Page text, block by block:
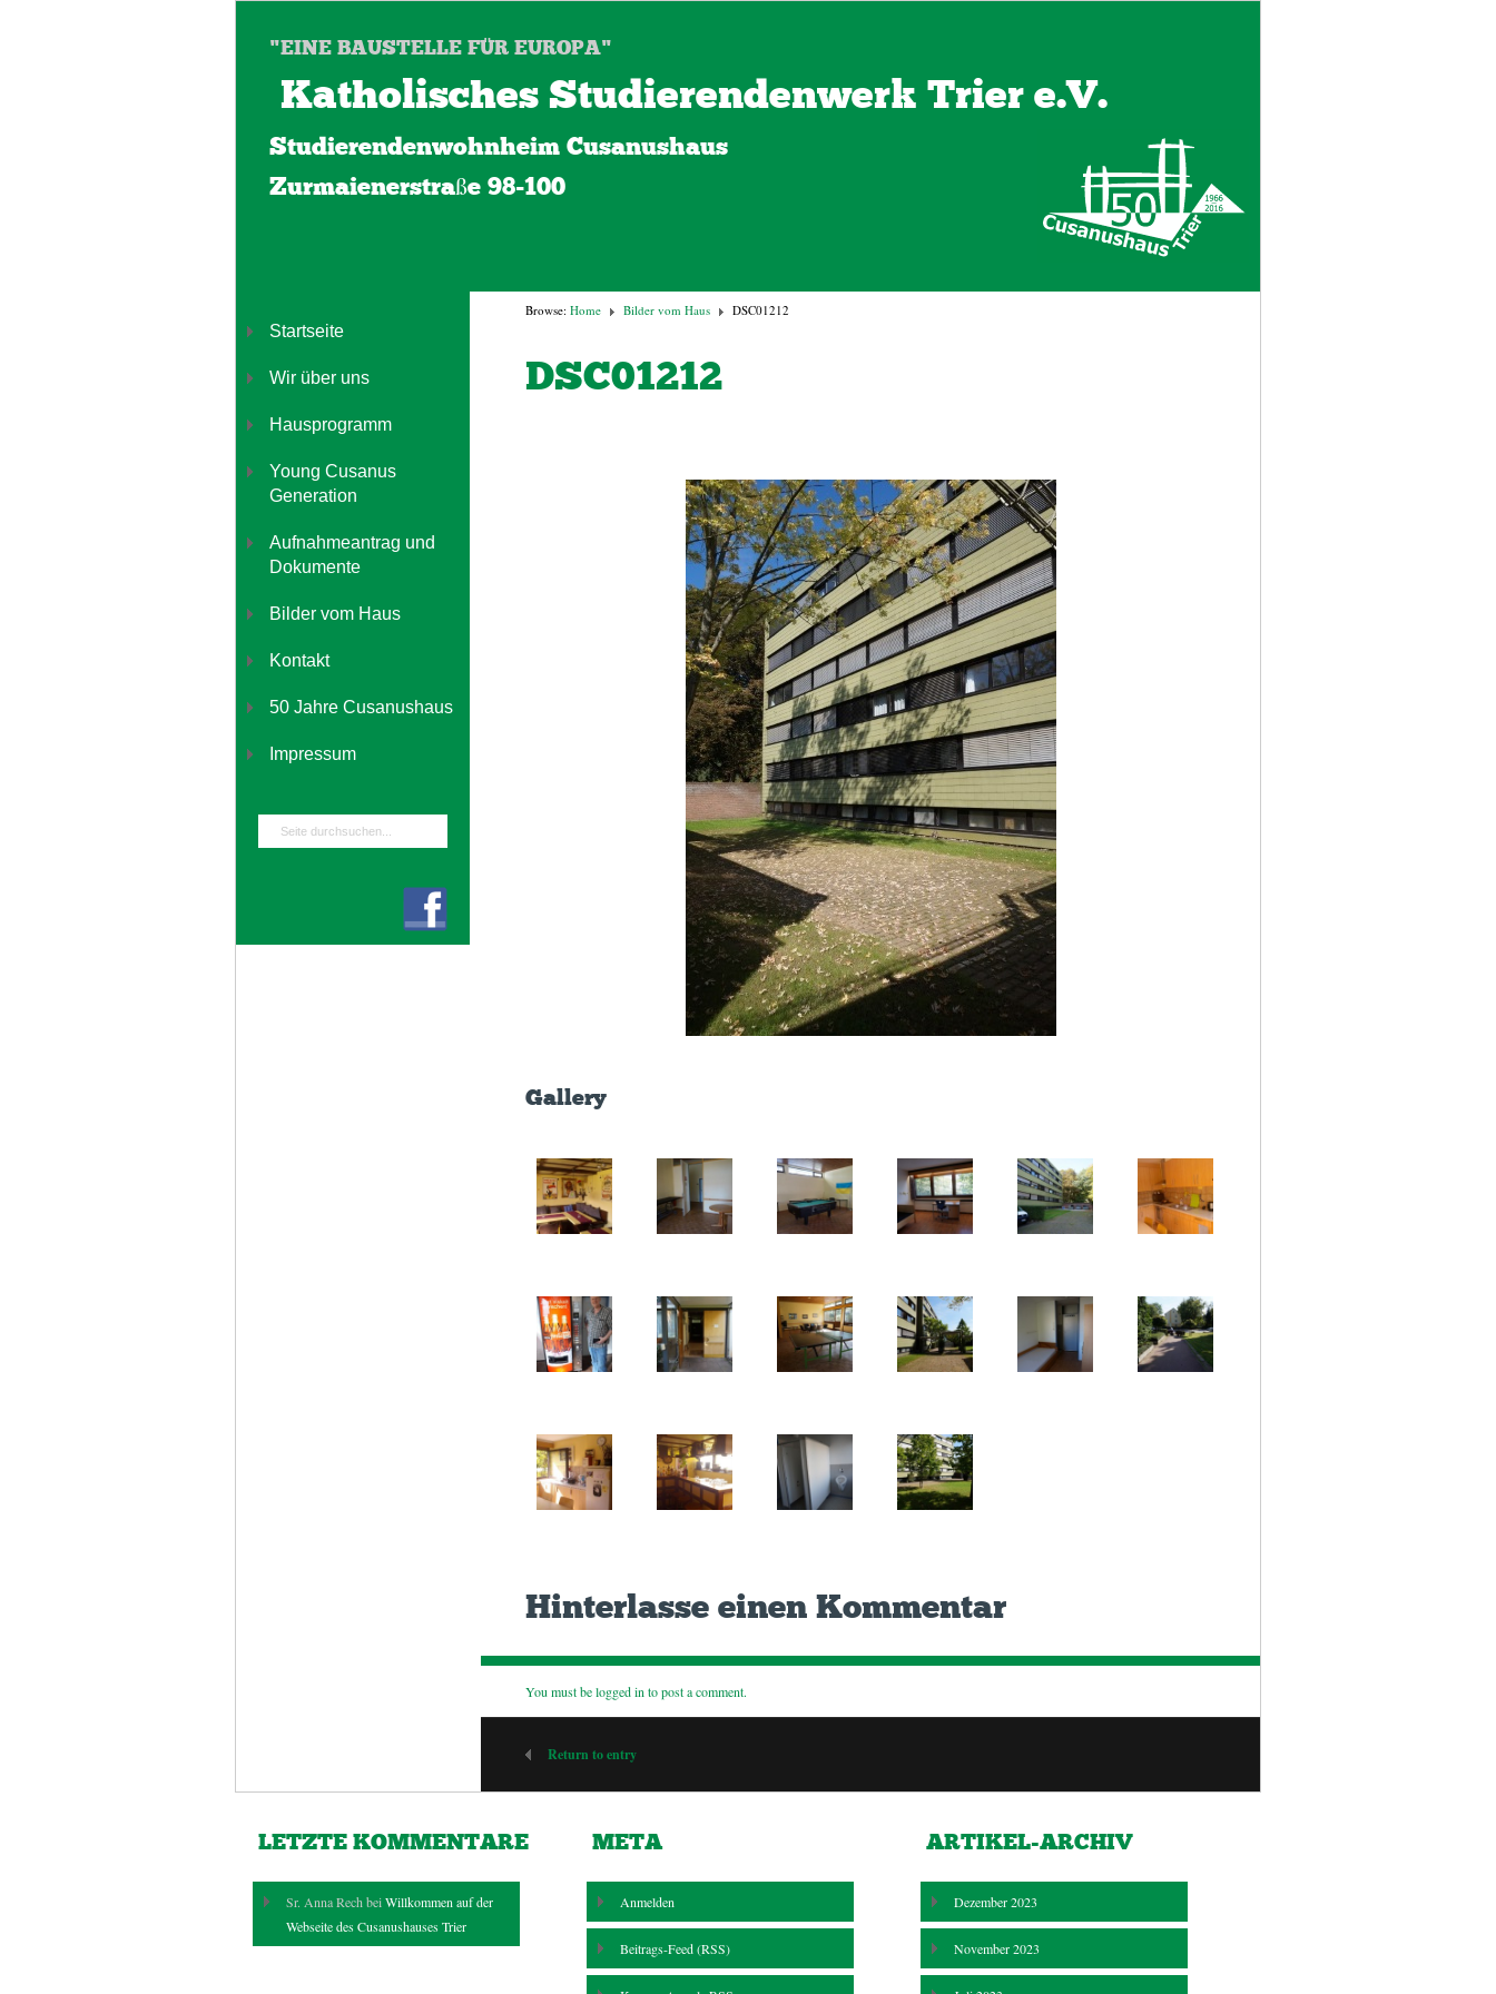
"EINE BAUSTELLE FÜR EUROPA"
Katholisches Studierendenwerk Trier e.V.
Studierendenwohnheim Cusanushaus
Zurmaienerstraße 98-100
Browse: Home Bilder vom Haus DSC01212
DSC01212
Gallery
Hinterlasse einen Kommentar
You must belogged in to post a comment.
Return to entry
Startseite
Wir über uns
Hausprogramm
Young Cusanus
Generation
Aufnahmeantrag und
Dokumente
Bilder vom Haus
Kontakt
50 Jahre Cusanushaus
Impressum
LETZTE KOMMENTARE
Sr. Anna Rech beiWillkommen auf der
Webseite des Cusanushauses Trier
META
Anmelden
Beitrags-Feed (RSS)
ARTIKEL-ARCHIV
Dezember 2023
November 2023